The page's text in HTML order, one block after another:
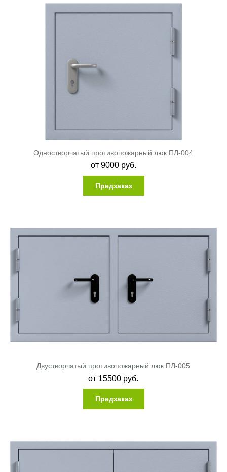
Одностворчатый противопожарный люк ПЛ-004
от 9000руб.
Предзаказ
Двустворчатый противопожарный люк ПЛ-005
от 15500 руб.
Предзаказ